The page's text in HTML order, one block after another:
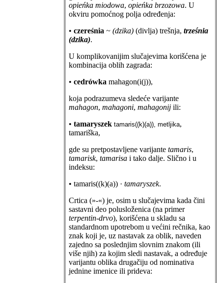
opieńka miodowa, opieńka brzozowa. U
okviru pomoćnog polja određenja:
• czereśnia ~ (dzika) (divlja) trešnja, trześnia
(dzika).
U komplikovanijim slučajevima korišćena je
kombinacija oblih zagrada:
• cedrówka mahagon(i(j)),
koja podrazumeva sledeće varijante
mahagon, mahagoni, mahagonij ili:
• tamaryszek tamaris((k)(a)), metljika,
tamariška,
gde su pretpostavljene varijante tamaris,
tamarisk, tamarisa i tako dalje. Slično i u
indeksu:
• tamaris((k)(a)) · tamaryszek.
Crtica (»-«) je, osim u slučajevima kada čini
sastavni deo polusloženica (na primer
terpentin-drvo), korišćena u skladu sa
standardnom upotrebom u većini rečnika, kao
znak koji je, uz nastavak za oblik, naveden
zajedno sa poslednjim slovnim znakom (ili
više njih) za kojim sledi nastavak, a određuje
varijantu oblika drugačiju od nominativa
jednine imenice ili prideva: